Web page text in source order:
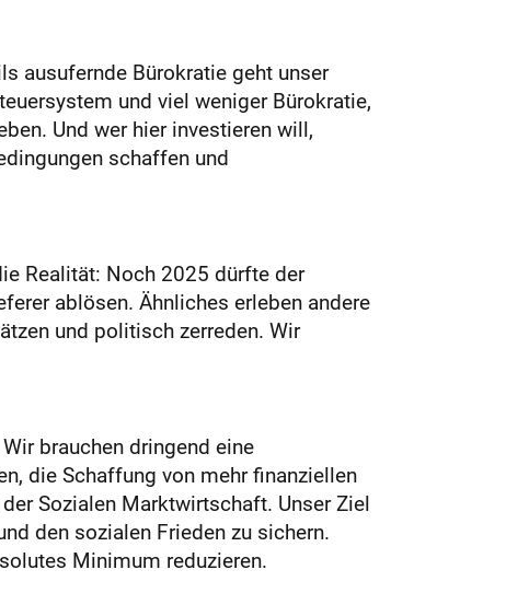
ausufernde Bürokratie geht unser
und viel weniger Bürokratie,
Und wer hier investieren will,
schaffen und
Realität: Noch 2025 dürfte der
ablösen. Ähnliches erleben andere
und politisch zerreden. Wir
brauchen dringend eine
die Schaffung von mehr finanziellen
Sozialen Marktwirtschaft. Unser Ziel
den sozialen Frieden zu sichern.
Minimum reduzieren.